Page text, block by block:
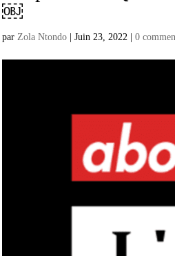
￼
parZola Ntondo |Juin 23, 2022 |0